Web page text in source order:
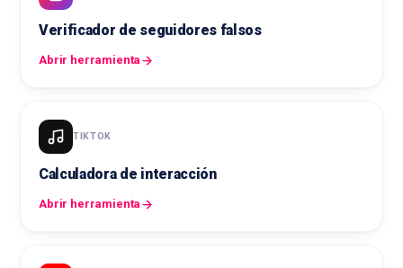
Verificador de seguidores falsos
Abrir herramienta
TIKTOK
Calculadora de interacción
Abrir herramienta